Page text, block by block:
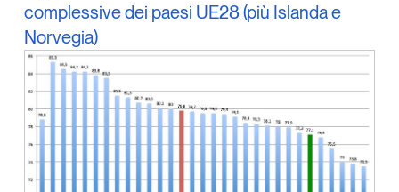
complessive dei paesi UE28 (più Islanda e
Norvegia)